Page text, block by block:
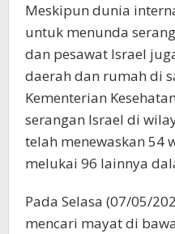
Meskipun dunia
untuk menunda
dan pesawat Israel
daerah dan rumah di
Kementerian
serangan Israel di
telah menewaskan 54
melukai 96 lainnya
Pada Selasa (07/05/
mencari mayat di